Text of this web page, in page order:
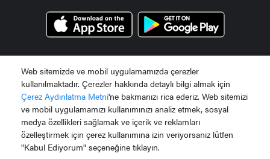
Bize Ulaşın 0 242 710 50 00
Gloria Hotels & Resorts is a registered mark of
Web sitemizde ve mobil uygulamamızda çerezler
kullanılmaktadır. Çerezler hakkında detaylı bilgi almak için
Çerez Aydınlatma Metni'ne bakmanızı rica ederiz. Web sitemizi
ve mobil uygulamamızı kullanımınızı analiz etmek, sosyal
medya özellikleri sağlamak ve içerik ve reklamları
özelleştirmek için çerez kullanımına izin veriyorsanız lütfen
"Kabul Ediyorum" seçeneğine tıklayın.